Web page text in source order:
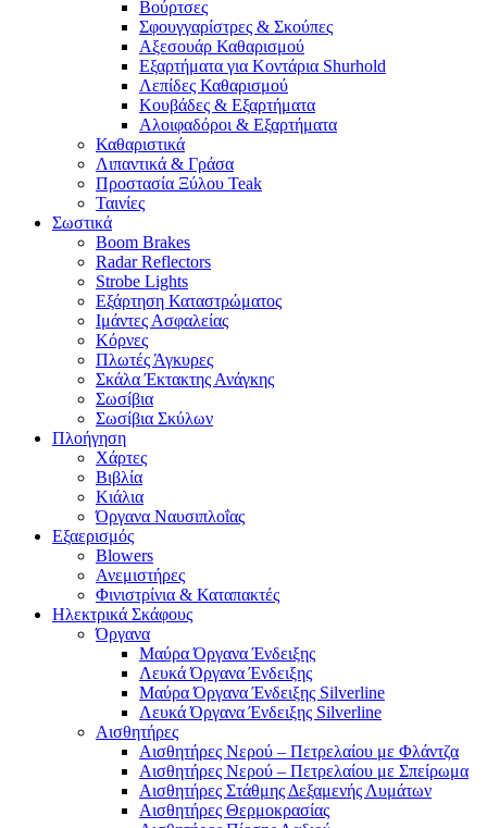
Βούρτσες
Σφουγγαρίστρες & Σκούπες
Αξεσουάρ Καθαρισμού
Εξαρτήματα για Κοντάρια Shurhold
Λεπίδες Καθαρισμού
Κουβάδες & Εξαρτήματα
Αλοιφαδόροι & Εξαρτήματα
Καθαριστικά
Λιπαντικά & Γράσα
Προστασία Ξύλου Teak
Ταινίες
Σωστικά
Boom Brakes
Radar Reflectors
Strobe Lights
Εξάρτηση Καταστρώματος
Ιμάντες Ασφαλείας
Κόρνες
Πλωτές Άγκυρες
Σκάλα Έκτακτης Ανάγκης
Σωσίβια
Σωσίβια Σκύλων
Πλοήγηση
Χάρτες
Βιβλία
Κιάλια
Όργανα Ναυσιπλοΐας
Εξαερισμός
Blowers
Ανεμιστήρες
Φινιστρίνια & Καταπακτές
Ηλεκτρικά Σκάφους
Όργανα
Μαύρα Όργανα Ένδειξης
Λευκά Όργανα Ένδειξης
Μαύρα Όργανα Ένδειξης Silverline
Λευκά Όργανα Ένδειξης Silverline
Αισθητήρες
Αισθητήρες Νερού – Πετρελαίου με Φλάντζα
Αισθητήρες Νερού – Πετρελαίου με Σπείρωμα
Αισθητήρες Στάθμης Δεξαμενής Λυμάτων
Αισθητήρες Θερμοκρασίας